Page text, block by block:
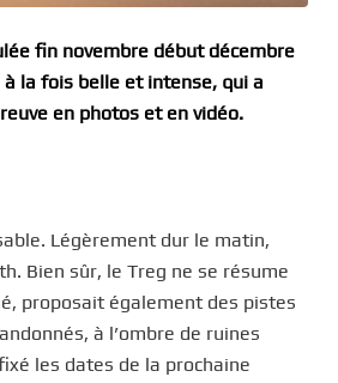
fin novembre début décembre
la fois belle et intense, qui a
en photos et en vidéo.
Légèrement dur le matin,
Bien sûr, le Treg ne se résume
proposait également des pistes
à l’ombre de ruines
les dates de la prochaine